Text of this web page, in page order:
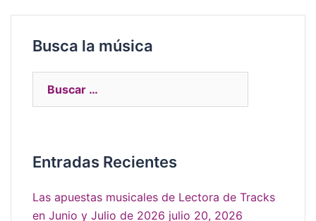
Busca la música
Entradas Recientes
Las apuestas musicales de Lectora de Tracks
en Junio y Julio de 2026 julio 20, 2026